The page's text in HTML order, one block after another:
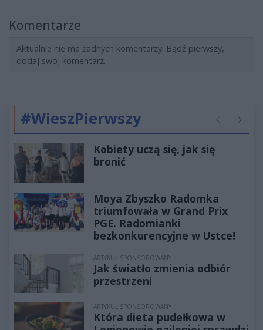
Komentarze
Aktualnie nie ma żadnych komentarzy. Bądź pierwszy,
dodaj swój komentarz.
#WieszPierwszy Poprzednie
Kobiety uczą się, jak się
bronić
Moya Zbyszko Radomka
triumfowała w Grand Prix
PGE. Radomianki
bezkonkurencyjne w Ustce!
ARTYKUŁ SPONSOROWANY
Jak światło zmienia odbiór
przestrzeni
ARTYKUŁ SPONSOROWANY
Która dieta pudełkowa w